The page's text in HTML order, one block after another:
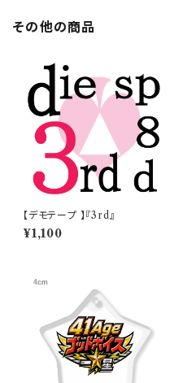
その他の商品
【デモテープ 】『3rd』
¥1,100